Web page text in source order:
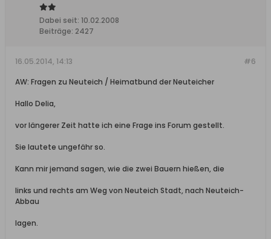
Dabei seit: 10.02.2008
Beiträge: 2427
#6
16.05.2014, 14:13
AW: Fragen zu Neuteich / Heimatbund der Neuteicher
Hallo Delia,
vor längerer Zeit hatte ich eine Frage ins Forum gestellt.
Sie lautete ungefähr so.
Kann mir jemand sagen, wie die zwei Bauern hießen, die
links und rechts am Weg von Neuteich Stadt, nach Neuteich-
Abbau
lagen.